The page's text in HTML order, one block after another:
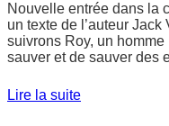
Nouvelle entrée dans la
un texte de l’auteur
suivrons Roy, un
sauver et de sauver des
Lire la suite